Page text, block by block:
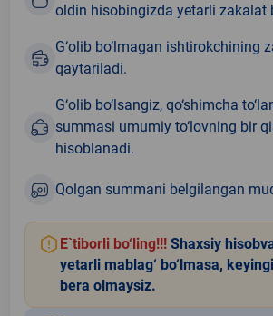
oldin hisobingizda yetarli zakalat
G‘olib bo‘lmagan ishtirokchining
qaytariladi.
G‘olib bo‘lsangiz, qo‘shimcha
summasi umumiy to‘lovning bir
hisoblanadi.
Qolgan summani belgilangan
E`tiborli bo‘ling!!! Shaxsiy
yetarli mablag‘ bo‘lmasa,
bera olmaysiz.